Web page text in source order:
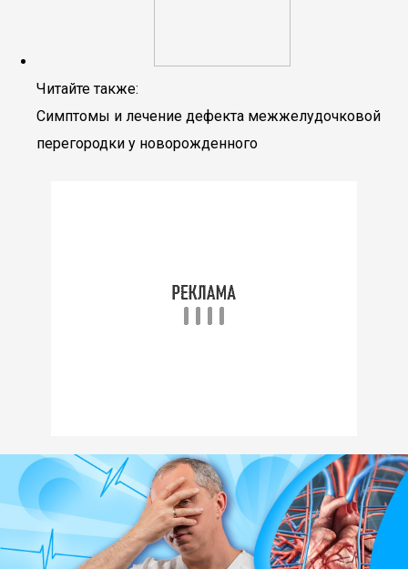
Читайте также:
Симптомы и лечение дефекта межжелудочковой
перегородки у новорожденного